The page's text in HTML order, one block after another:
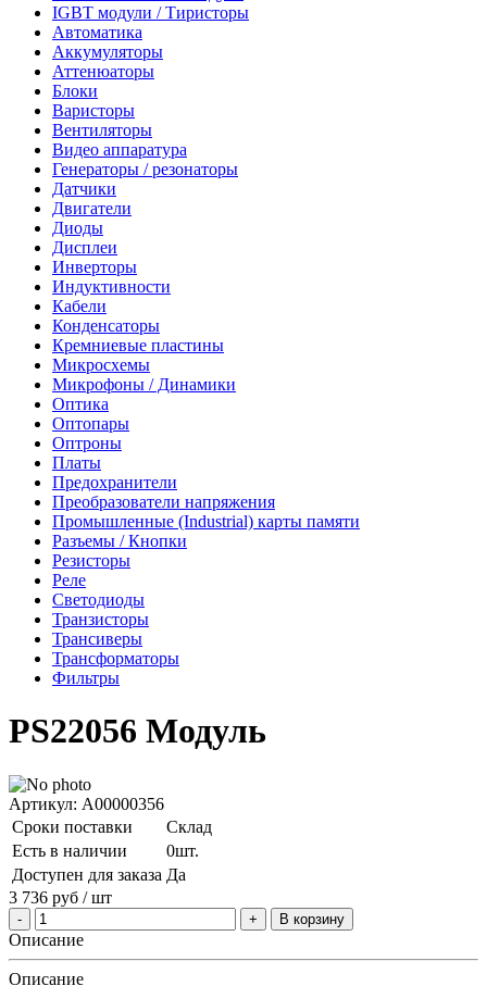
IGBT модули / Тиристоры
Автоматика
Аккумуляторы
Аттенюаторы
Блоки
Варисторы
Вентиляторы
Видео аппаратура
Генераторы / резонаторы
Датчики
Двигатели
Диоды
Дисплеи
Инверторы
Индуктивности
Кабели
Конденсаторы
Кремниевые пластины
Микросхемы
Микрофоны / Динамики
Оптика
Оптопары
Оптроны
Платы
Предохранители
Преобразователи напряжения
Промышленные (Industrial) карты памяти
Разъемы / Кнопки
Резисторы
Реле
Светодиоды
Транзисторы
Трансиверы
Трансформаторы
Фильтры
PS22056 Модуль
Артикул: A00000356
Сроки поставки
Склад
Есть в наличии
0шт.
Доступен для заказа Да
3 736 руб / шт
В корзину
Описание
Описание